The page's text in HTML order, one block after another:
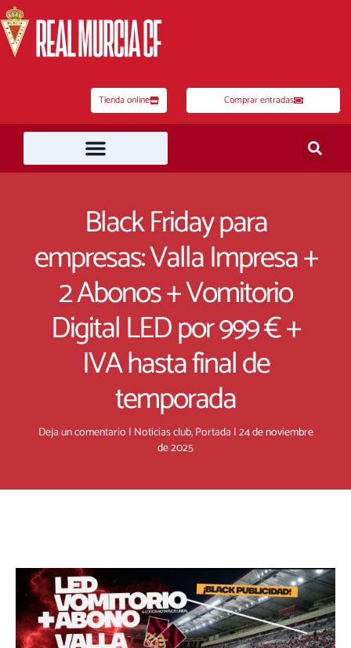
al
contenido
Tienda online Comprar entradas
Black Friday para
empresas: Valla Impresa +
2 Abonos + Vomitorio
Digital LED por 999 € +
IVA hasta final de
temporada
Deja un comentario | Noticias club,Portada |24 de noviembre
de 2025